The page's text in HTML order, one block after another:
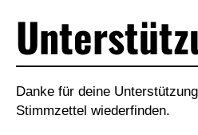
Danke für deine
Stimmzettel wiederfinden.